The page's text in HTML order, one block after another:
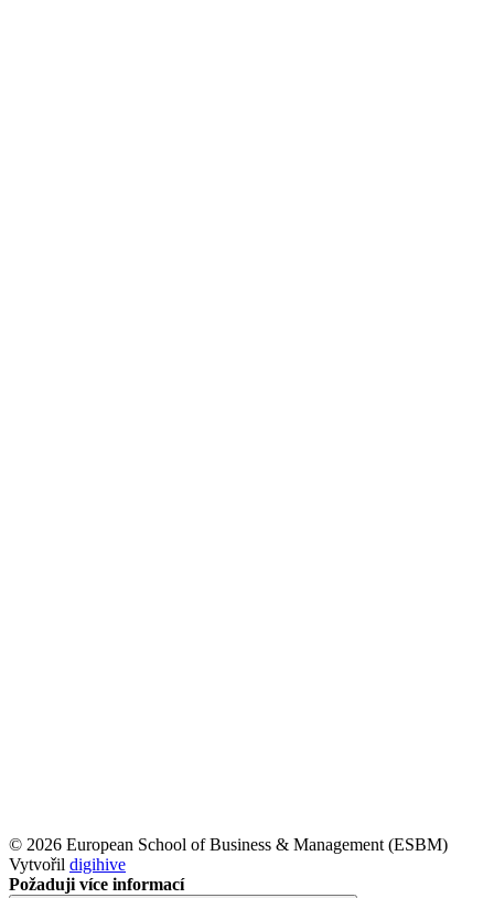
© 2026 European School of Business & Management (ESBM)
Vytvořil digihive
Požaduji více informací